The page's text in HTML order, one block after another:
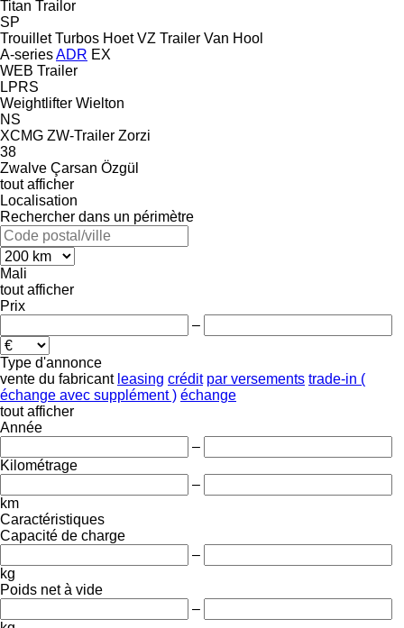
Titan Trailor
SP
Trouillet Turbos Hoet VZ Trailer Van Hool
A-seriesADR EX
WEB Trailer
LPRS
Weightlifter Wielton
NS
XCMG ZW-Trailer Zorzi
38
Zwalve Çarsan Özgül
tout afficher
Localisation
Rechercher dans un périmètre
Mali
tout afficher
Prix
–
Type d'annonce
vente du fabricant leasing crédit par versements trade-in (
échange avec supplément ) échange
tout afficher
Année
–
Kilométrage
–
km
Caractéristiques
Capacité de charge
–
kg
Poids net à vide
–